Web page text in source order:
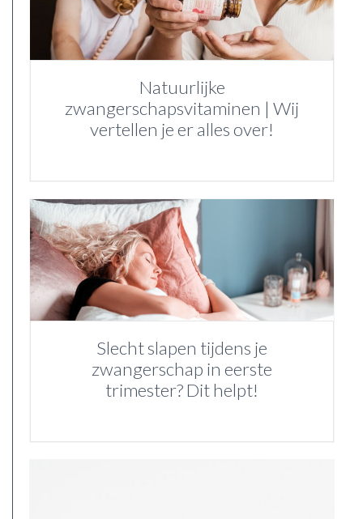
Natuurlijke
zwangerschapsvitaminen | Wij
vertellen je er alles over!
Slecht slapen tijdens je
zwangerschap in eerste
trimester? Dit helpt!